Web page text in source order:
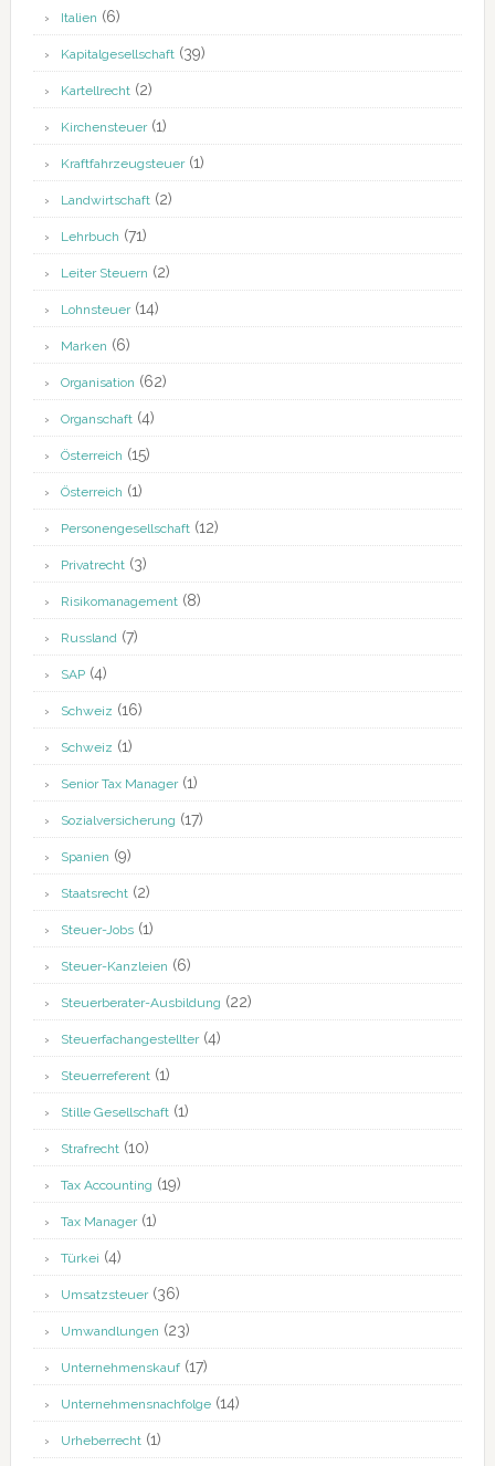
Italien (6)
Kapitalgesellschaft(39)
Kartellrecht(2)
Kirchensteuer(1)
Kraftfahrzeugsteuer(1)
Landwirtschaft(2)
Lehrbuch (71)
Leiter Steuern (2)
Lohnsteuer(14)
Marken (6)
Organisation (62)
Organschaft(4)
Österreich (15)
Österreich (1)
Personengesellschaft(12)
Privatrecht(3)
Risikomanagement(8)
Russland(7)
SAP(4)
Schweiz (16)
Schweiz (1)
Senior Tax Manager(1)
Sozialversicherung (17)
Spanien (9)
Staatsrecht(2)
Steuer-Jobs(1)
Steuer-Kanzleien (6)
Steuerberater-Ausbildung (22)
Steuerfachangestellter(4)
Steuerreferent(1)
Stille Gesellschaft(1)
Strafrecht(10)
Tax Accounting (19)
Tax Manager(1)
Türkei (4)
Umsatzsteuer(36)
Umwandlungen (23)
Unternehmenskauf(17)
Unternehmensnachfolge(14)
Urheberrecht(1)